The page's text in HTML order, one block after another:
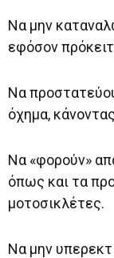
Να μην
εφόσον
Να
όχημα,
Να «φορούν»
όπως και τα
μοτοσικλέτες.
Να μην